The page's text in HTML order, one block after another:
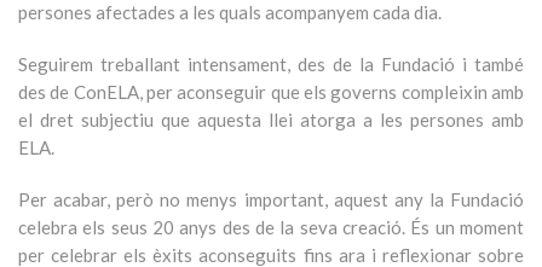
persones afectades a les quals acompanyem cada dia.
Seguirem treballant intensament, des de la Fundació i també
des de ConELA, per aconseguir que els governs compleixin amb
el dret subjectiu que aquesta llei atorga a les persones amb
ELA.
Per acabar, però no menys important, aquest any la Fundació
celebra els seus 20 anys des de la seva creació. És un moment
per celebrar els èxits aconseguits fins ara i reflexionar sobre